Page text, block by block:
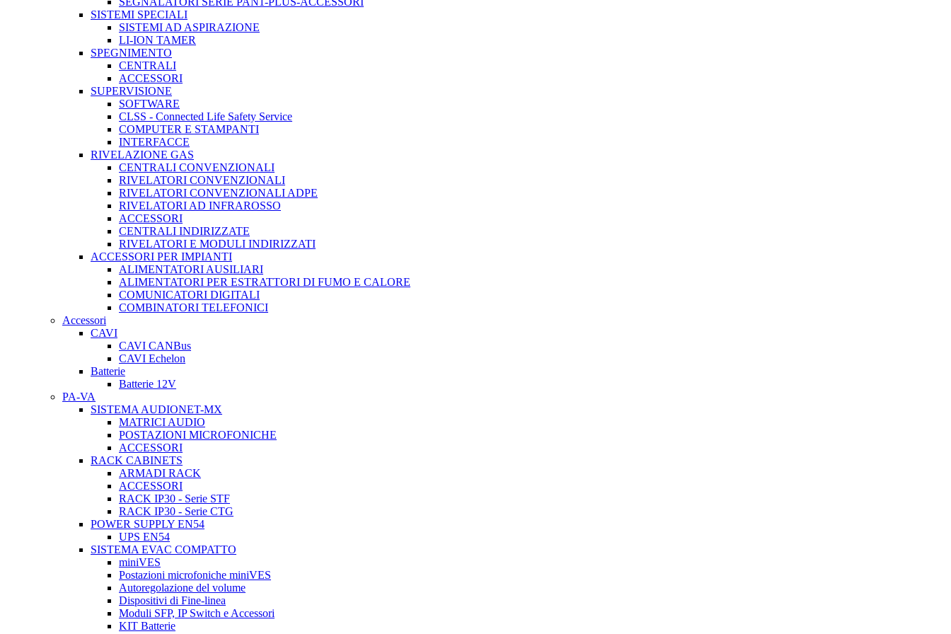
SISTEMI SPECIALI
SISTEMI AD ASPIRAZIONE
LI-ION TAMER
SPEGNIMENTO
CENTRALI
ACCESSORI
SUPERVISIONE
SOFTWARE
CLSS - Connected Life Safety Service
COMPUTER E STAMPANTI
INTERFACCE
RIVELAZIONE GAS
CENTRALI CONVENZIONALI
RIVELATORI CONVENZIONALI
RIVELATORI CONVENZIONALI ADPE
RIVELATORI AD INFRAROSSO
ACCESSORI
CENTRALI INDIRIZZATE
RIVELATORI E MODULI INDIRIZZATI
ACCESSORI PER IMPIANTI
ALIMENTATORI AUSILIARI
ALIMENTATORI PER ESTRATTORI DI FUMO E CALORE
COMUNICATORI DIGITALI
COMBINATORI TELEFONICI
Accessori
CAVI
CAVI CANBus
CAVI Echelon
Batterie
Batterie 12V
PA-VA
SISTEMA AUDIONET-MX
MATRICI AUDIO
POSTAZIONI MICROFONICHE
ACCESSORI
RACK CABINETS
ARMADI RACK
ACCESSORI
RACK IP30 - Serie STF
RACK IP30 - Serie CTG
POWER SUPPLY EN54
UPS EN54
SISTEMA EVAC COMPATTO
miniVES
Postazioni microfoniche miniVES
Autoregolazione del volume
Dispositivi di Fine-linea
Moduli SFP, IP Switch e Accessori
KIT Batterie